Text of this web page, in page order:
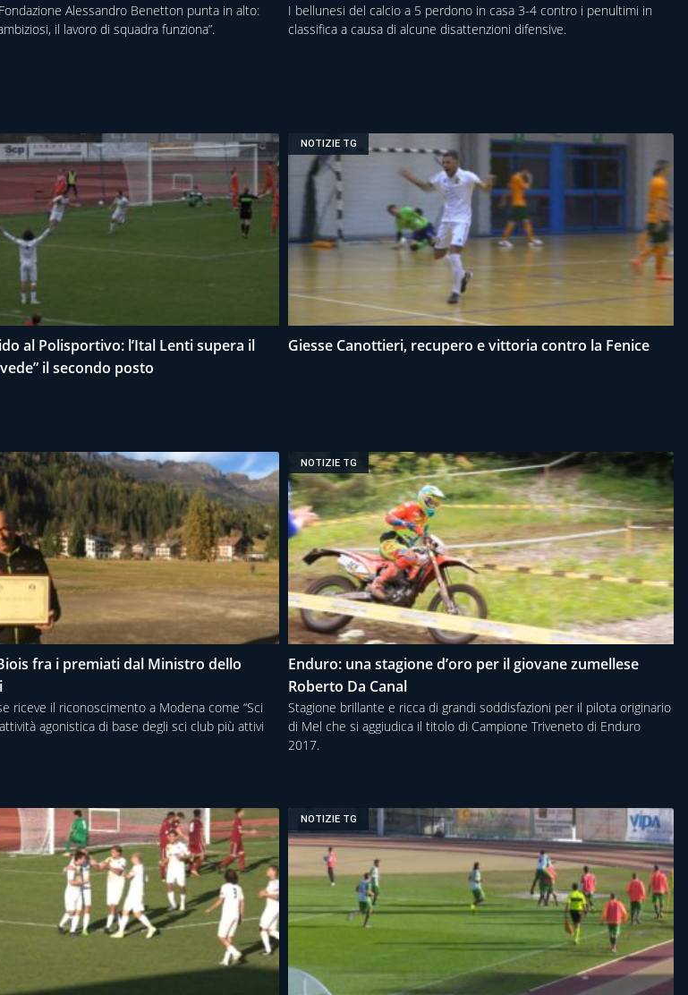
Alessandro Benetton punta in alto:
il lavoro di squadra funziona”.
I bellunesi del calcio a 5 perdono in casa 3-4 contro i penultimi in
classifica a causa di alcune disattenzioni difensive.
al Polisportivo: l’Ital Lenti supera il
il secondo posto
NOTIZIE TG
Giesse Canottieri, recupero e vittoria contro la Fenice
fra i premiati dal Ministro dello
riceve il riconoscimento a Modena come “Sci
agonistica di base degli sci club più attivi
NOTIZIE TG
Enduro: una stagione d’oro per il giovane zumellese
Roberto Da Canal
Stagione brillante e ricca di grandi soddisfazioni per il pilota originario
di Mel che si aggiudica il titolo di Campione Triveneto di Enduro
2017.
NOTIZIE TG